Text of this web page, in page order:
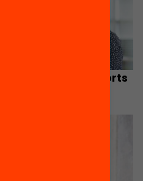
Eulàlia Planes Corts